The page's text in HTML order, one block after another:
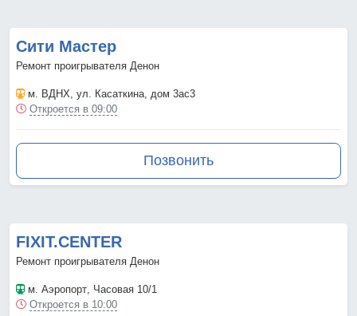
Сити Мастер
Ремонт проигрывателя Денон
м. ВДНХ, ул. Касаткина, дом 3ас3
Откроется в 09:00
Позвонить
FIXIT.CENTER
Ремонт проигрывателя Денон
м. Аэропорт, Часовая 10/1
Откроется в 10:00